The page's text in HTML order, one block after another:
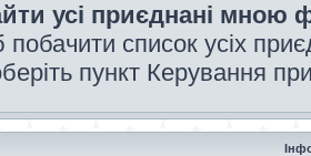
усі приєднані мною
список усіх
пункт Керування